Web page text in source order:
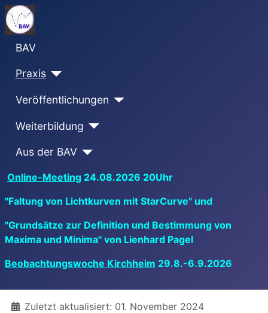
BAV
Praxis
Veröffentlichungen
Weiterbildung
Aus der BAV
Online-Meeting 24.08.2026 20Uhr
"Faltung von Lichtkurven mit StarCurve" und
"Grundsätze zur Definition und Bestimmung von
Maxima und Minima" von Lienhard Pagel
Beobachtungswoche Kirchheim 29.8.-6.9.2026
DetailsZuletzt aktualisiert: 01. November 2024